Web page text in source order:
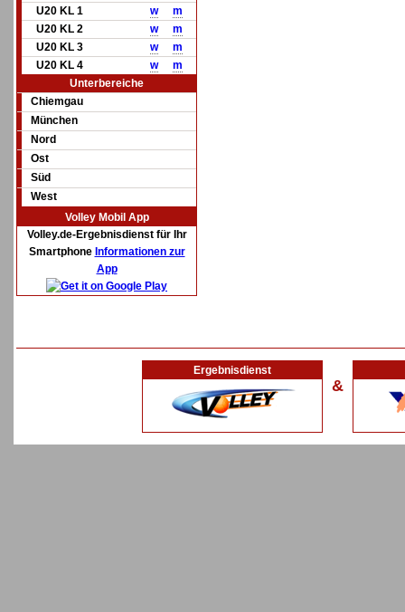
U20 KL 1
w
m
U20 KL 2
w
m
U20 KL 3
w
m
U20 KL 4
w
m
Unterbereiche
Chiemgau
München
Nord
Ost
Süd
West
Volley Mobil App
Volley.de-Ergebnisdienst für Ihr
Smartphone Informationen zur
App
Ergebnisdienst
&